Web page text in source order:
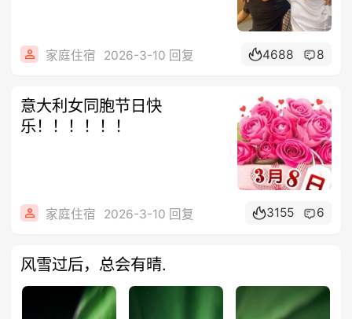
家庭住宿 2026-3-10 回复 4688 8
意大利女同胞节日快
乐！！！！！！
家庭住宿 2026-3-10 回复 3155 6
风雪过后，总会有晴.